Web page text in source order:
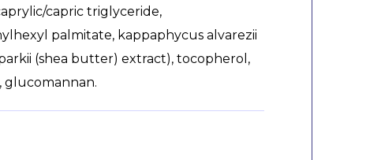
capric triglyceride,
palmitate, kappaphycus alvarezii
(shea butter) extract), tocopherol,
glucomannan.